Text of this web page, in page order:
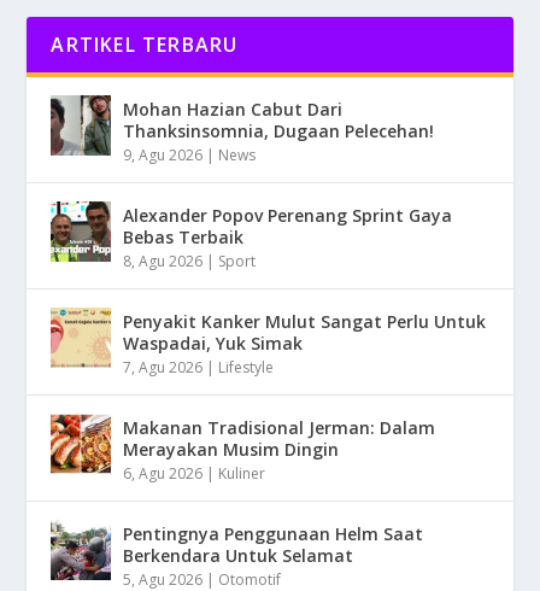
ARTIKEL TERBARU
Mohan Hazian Cabut Dari
Thanksinsomnia, Dugaan Pelecehan!
9, Agu 2026 | News
Alexander Popov Perenang Sprint Gaya
Bebas Terbaik
8, Agu 2026 | Sport
Penyakit Kanker Mulut Sangat Perlu Untuk
Waspadai, Yuk Simak
7, Agu 2026 | Lifestyle
Makanan Tradisional Jerman: Dalam
Merayakan Musim Dingin
6, Agu 2026 | Kuliner
Pentingnya Penggunaan Helm Saat
Berkendara Untuk Selamat
5, Agu 2026 | Otomotif